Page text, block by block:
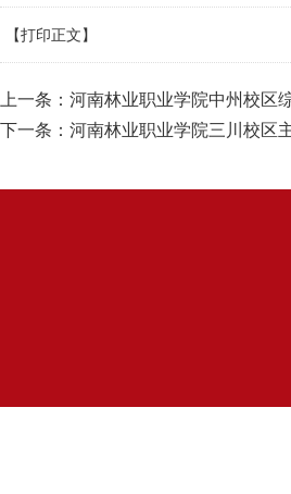
【打印正文】
上一条： 河南林业职业学院中州校区
下一条： 河南林业职业学院三川校区